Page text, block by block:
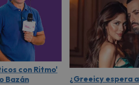
con Ritmo'
Bazán
¿Greeicy espera